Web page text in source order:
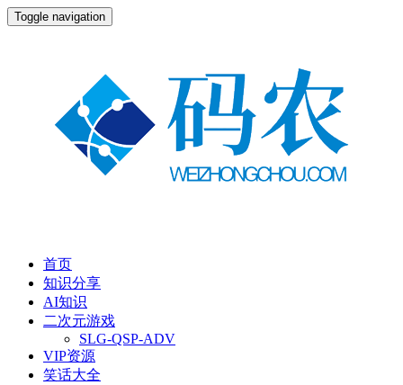
Toggle navigation
首页
知识分享
AI知识
二次元游戏
SLG-QSP-ADV
VIP资源
笑话大全